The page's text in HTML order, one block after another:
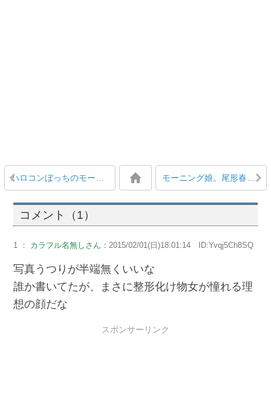
ハロコンぼっちのモーニング娘。鞘師里保に友達ができたと話題 モーニング娘。尾形春水「飛行機に乗って離陸した後の耳のやつ、鼻をつまんでバフィーーーーーン！！！！ってやったら奇跡的に治った」
コメント（1）
1 ： カラフル名無しさん ：2015/02/01(日)18:01:14 ID:Yvqj5Ch8SQ
写真うつりが半端無くいいな
誰か書いてたが、まさに整形化け物女が憧れる理
想の顔だな
スポンサーリンク